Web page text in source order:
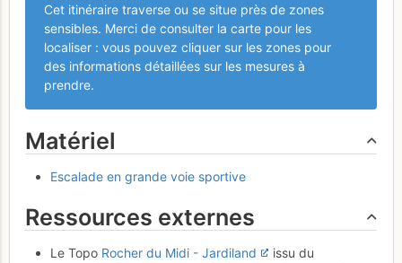
Cet itinéraire traverse ou se situe près de zones
sensibles. Merci de consulter la carte pour les
localiser : vous pouvez cliquer sur les zones pour
des informations détaillées sur les mesures à
prendre.
Matériel
Escalade en grande voie sportive
Ressources externes
Le Topo Rocher du Midi - Jardiland
issu du